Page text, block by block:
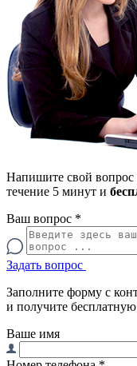
Напишите свой
течение 5 минут и
Ваш вопрос *
Задать вопрос
Заполните форму с
и получите
Ваше имя